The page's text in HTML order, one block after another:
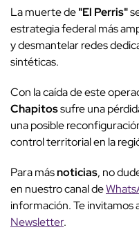
La muerte de"El Perris"
estrategia federal más
y desmantelar redes
sintéticas.
Con la caída de este
Chapitossufre una
una posible
control territorial en la
Para másnoticias, no
en nuestro canal de
información. Te invitamos
Newsletter.